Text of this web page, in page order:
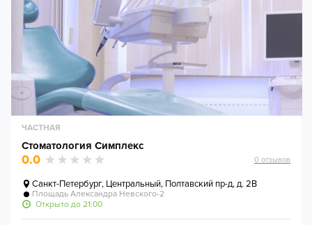
ЧАСТНАЯ
Стоматология Симплекс
0.0 0 отзывов
Санкт-Петербург, Центральный, Полтавский пр-д, д. 2В
Площадь Александра Невского-2
Открыто до 21:00